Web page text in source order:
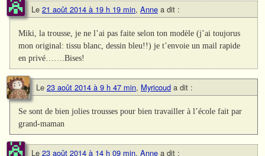
Le 21 août 2014 à 19 h 19 min, Anne a dit :
Miki, la trousse, je ne l’ai pas faite selon ton modèle (j’ai toujorus
mon original: tissu blanc, dessin bleu!!) je t’envoie un mail rapide
en privé…….Bises!
Le 23 août 2014 à 9 h 47 min, Myricoud a dit :
Se sont de bien jolies trousses pour bien travailler à l’école fait par
grand-maman
Le 23 août 2014 à 14 h 09 min, Anne a dit :